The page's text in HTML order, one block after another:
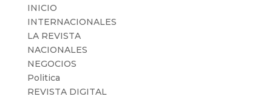
INICIO
INTERNACIONALES
LA REVISTA
NACIONALES
NEGOCIOS
Politica
REVISTA DIGITAL